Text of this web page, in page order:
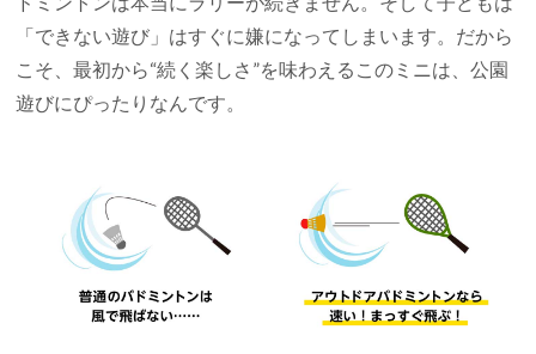
「できない遊び」はすぐに嫌になってしまいます。だから
こそ、最初から“続く楽しさ”を味わえるこのミニは、公園
遊びにぴったりなんです。